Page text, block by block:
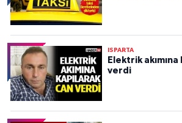
ISPARTA
Elektrik
verdi